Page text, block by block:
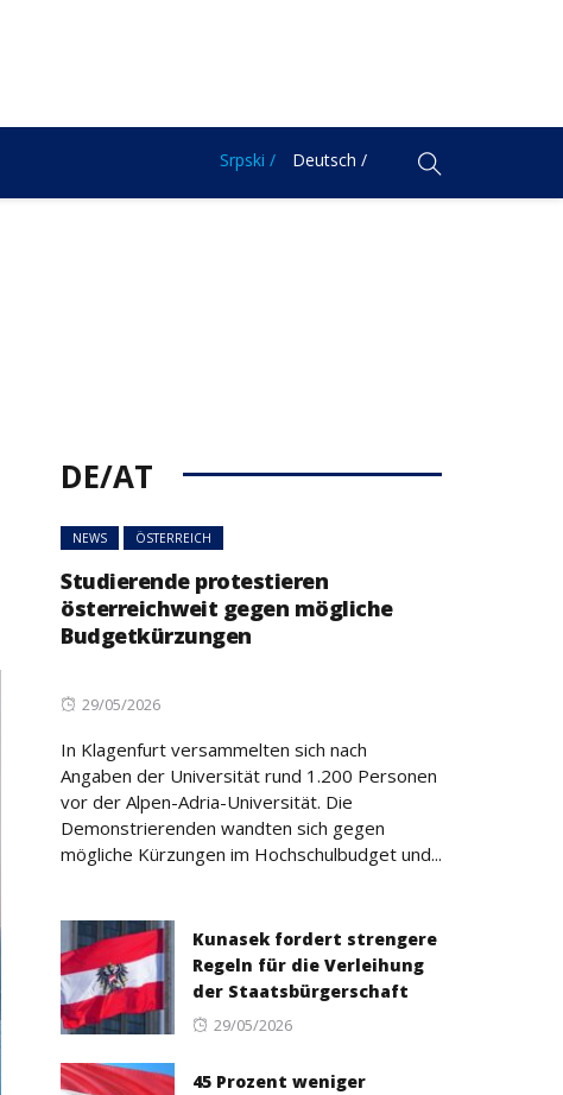
Srpski / Deutsch /
DE/AT
NEWS ÖSTERREICH
Studierende protestieren
österreichweit gegen mögliche
Budgetkürzungen
Posted
29/05/2026
In Klagenfurt versammelten sich nach
Angaben der Universität rund 1.200 Personen
vor der Alpen-Adria-Universität. Die
Demonstrierenden wandten sich gegen
mögliche Kürzungen im Hochschulbudget und...
Kunasek fordert strengere
Regeln für die Verleihung
der Staatsbürgerschaft
Posted
29/05/2026
45 Prozent weniger